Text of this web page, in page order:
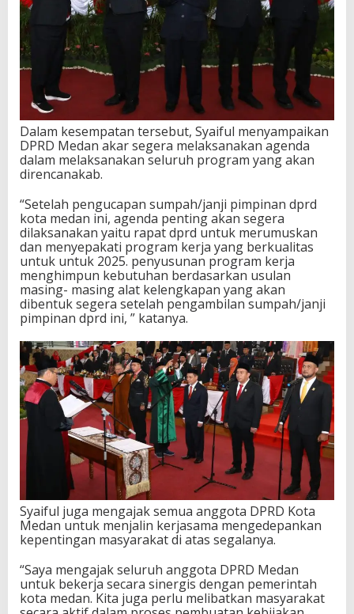
Dalam kesempatan tersebut, Syaiful menyampaikan
DPRD Medan akar segera melaksanakan agenda
dalam melaksanakan seluruh program yang akan
direncanakab.
“Setelah pengucapan sumpah/janji pimpinan dprd
kota medan ini, agenda penting akan segera
dilaksanakan yaitu rapat dprd untuk merumuskan
dan menyepakati program kerja yang berkualitas
untuk untuk 2025. penyusunan program kerja
menghimpun kebutuhan berdasarkan usulan
masing- masing alat kelengkapan yang akan
dibentuk segera setelah pengambilan sumpah/janji
pimpinan dprd ini, ” katanya.
Syaiful juga mengajak semua anggota DPRD Kota
Medan untuk menjalin kerjasama mengedepankan
kepentingan masyarakat di atas segalanya.
“Saya mengajak seluruh anggota DPRD Medan
untuk bekerja secara sinergis dengan pemerintah
kota medan. Kita juga perlu melibatkan masyarakat